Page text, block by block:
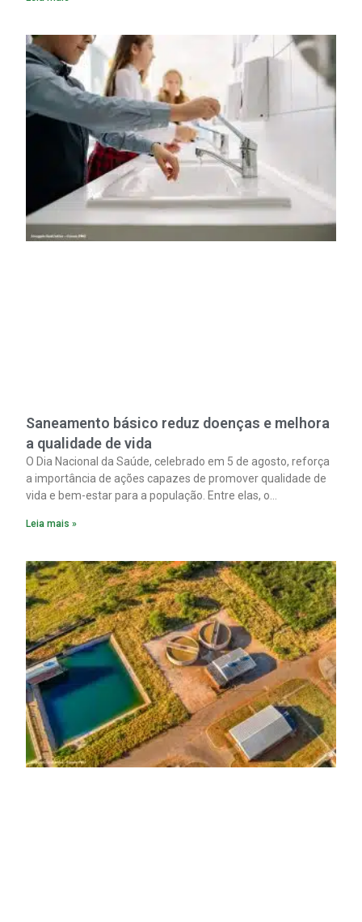
Saneamento básico reduz doenças e melhora
a qualidade de vida
O Dia Nacional da Saúde, celebrado em 5 de agosto, reforça
a importância de ações capazes de promover qualidade de
vida e bem-estar para a população. Entre elas, o
serviços de coleta e tratamento de esgoto contribui
melhora as condições de saúde pública.
Leia mais »